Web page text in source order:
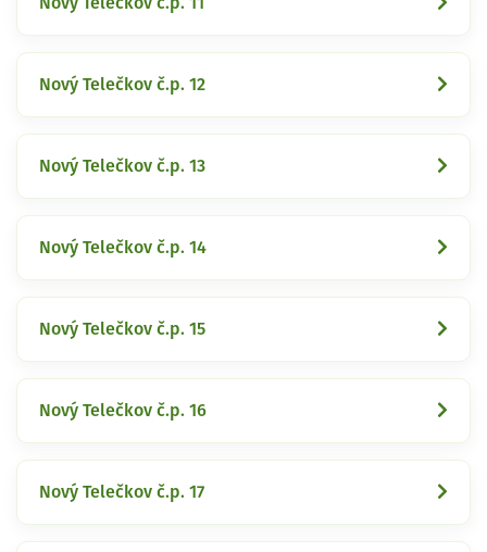
Nový Telečkov č.p. 12
Nový Telečkov č.p. 13
Nový Telečkov č.p. 14
Nový Telečkov č.p. 15
Nový Telečkov č.p. 16
Nový Telečkov č.p. 17